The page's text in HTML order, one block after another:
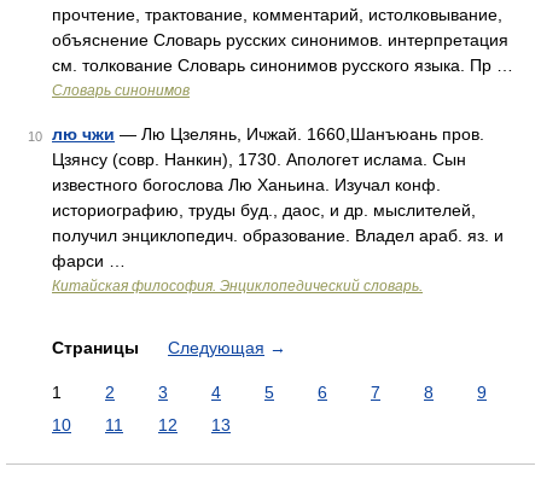
прочтение, трактование, комментарий, истолковывание,
объяснение Словарь русских синонимов. интерпретация
см. толкование Словарь синонимов русского языка. Пр …
Словарь синонимов
10 лю чжи — Лю Цзелянь, Ичжай. 1660,Шанъюань пров.
Цзянсу (совр. Нанкин), 1730. Апологет ислама. Сын
известного богослова Лю Ханьина. Изучал конф.
историографию, труды буд., даос, и др. мыслителей,
получил энциклопедич. образование. Владел араб. яз. и
фарси …
Китайская философия. Энциклопедический словарь.
Страницы Следующая →
1 2 3 4 5 6 7 8
9
10
11 12 13